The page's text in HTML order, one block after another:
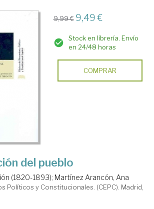
9,99 € 9,49 €
Stock en librería. Envío
en 24/48 horas
COMPRAR
del pueblo
(1820-1893); Martínez Arancón, Ana
Políticos y Constitucionales. (CEPC). Madrid,